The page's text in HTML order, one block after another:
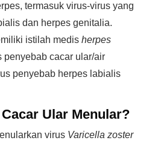
termasuk virus-virus yang
dan herpes genitalia.
istilah medis herpes
penyebab cacar ular/air
penyebab herpes labialis
Ular Menular?
virus Varicella zoster